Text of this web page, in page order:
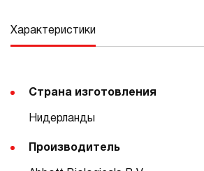
Характеристики
Страна изготовления
Нидерланды
Производитель